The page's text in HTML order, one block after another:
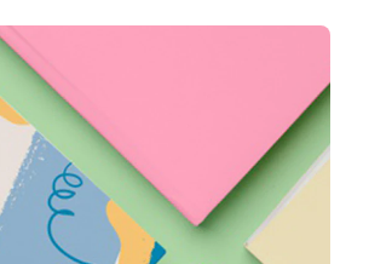
para novatos